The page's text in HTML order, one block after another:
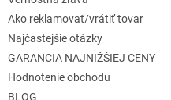
Ako reklamovať/vrátiť tovar
Najčastejšie otázky
GARANCIA NAJNIŽŠIEJ CENY
Hodnotenie obchodu
BLOG